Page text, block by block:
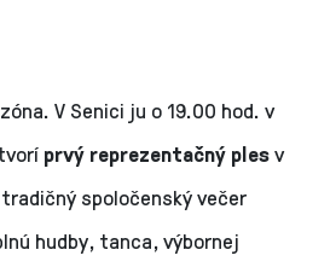
V Senici ju o 19.00 hod. v
prvý reprezentačný plesv
spoločenský večer
hudby, tanca, výbornej